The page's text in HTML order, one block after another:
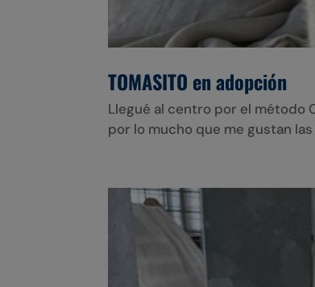
TOMASITO en adopción
Llegué al centro por el método
por lo mucho que me gustan